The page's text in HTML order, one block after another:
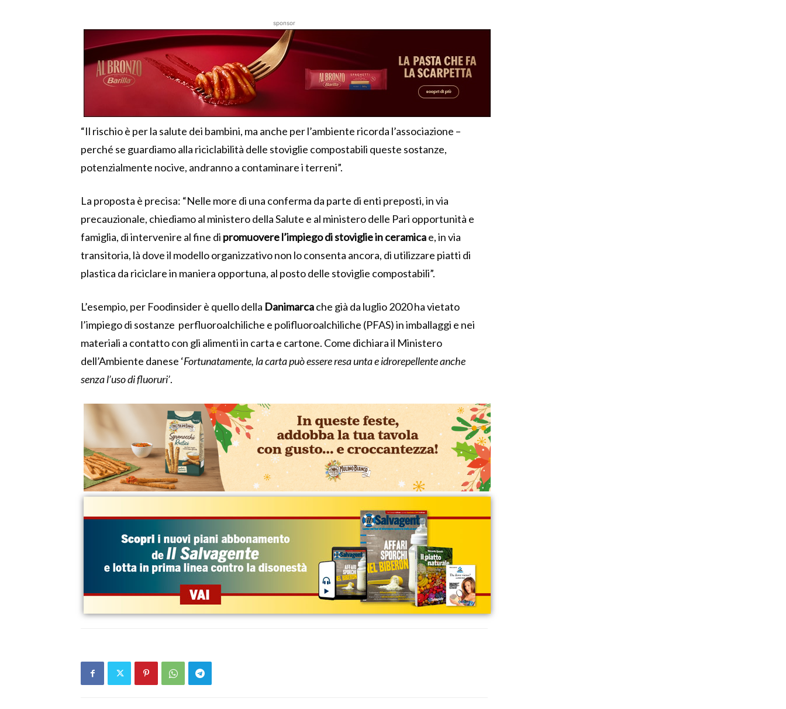
sponsor
“Il rischio è per la salute dei bambini, ma anche per l’ambiente ricorda l’associazione –
perché se guardiamo alla riciclabilità delle stoviglie compostabili queste sostanze,
potenzialmente nocive, andranno a contaminare i terreni”.
La proposta è precisa: “Nelle more di una conferma da parte di enti preposti, in via
precauzionale, chiediamo al ministero della Salute e al ministero delle Pari opportunità e
famiglia, di intervenire al fine di promuovere l’impiego di stoviglie in ceramicae, in via
transitoria, là dove il modello organizzativo non lo consenta ancora, di utilizzare piatti di
plastica da riciclare in maniera opportuna, al posto delle stoviglie compostabili”.
L’esempio, per Foodinsider è quello della Danimarcache già da luglio 2020 ha vietato
l’impiego di sostanze perfluoroalchiliche e polifluoroalchiliche (PFAS) in imballaggi e nei
materiali a contatto con gli alimenti in carta e cartone. Come dichiara il Ministero
dell’Ambiente danese ‘Fortunatamente, la carta può essere resa unta e idrorepellente anche
senza l’uso di fluoruri’.